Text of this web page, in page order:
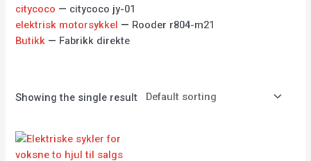
citycoco — citycoco jy-01
elektrisk motorsykkel — Rooder r804-m21
Butikk — Fabrikk direkte
Showing the single result